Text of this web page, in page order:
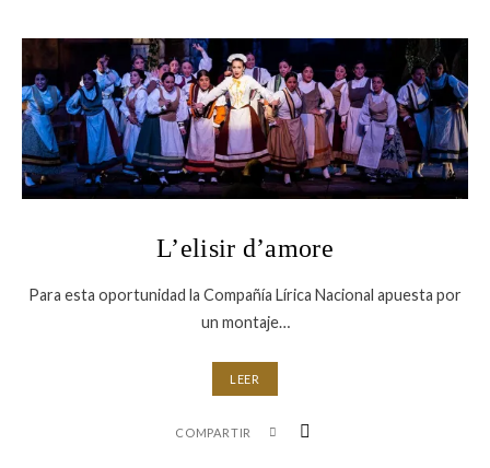
L’elisir d’amore
Para esta oportunidad la Compañía Lírica Nacional apuesta por
un montaje…
LEER
COMPARTIR